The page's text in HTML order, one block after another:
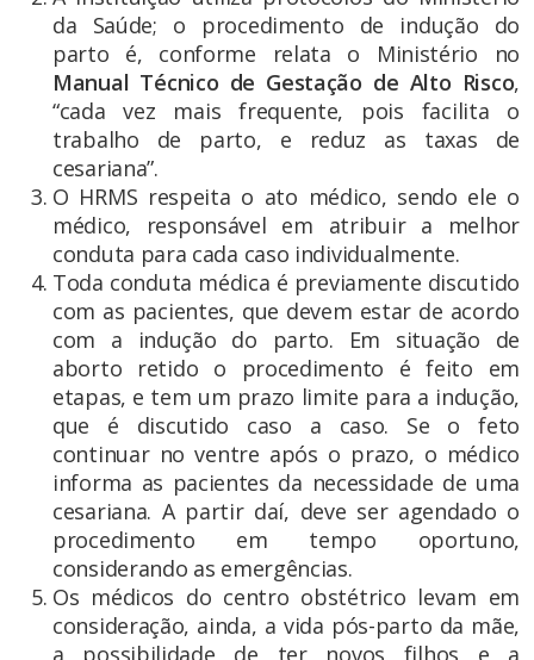
da Saúde; o procedimento de indução do
parto é, conforme relata o Ministério no
Manual Técnico de Gestação de Alto Risco,
“cada vez mais frequente, pois facilita o
trabalho de parto, e reduz as taxas de
cesariana”.
O HRMS respeita o ato médico, sendo ele o
médico, responsável em atribuir a melhor
conduta para cada caso individualmente.
Toda conduta médica é previamente discutido
com as pacientes, que devem estar de acordo
com a indução do parto. Em situação de
aborto retido o procedimento é feito em
etapas, e tem um prazo limite para a indução,
que é discutido caso a caso. Se o feto
continuar no ventre após o prazo, o médico
informa as pacientes da necessidade de uma
cesariana. A partir daí, deve ser agendado o
procedimento em tempo oportuno,
considerando as emergências.
Os médicos do centro obstétrico levam em
consideração, ainda, a vida pós-parto da mãe,
a possibilidade de ter novos filhos e a